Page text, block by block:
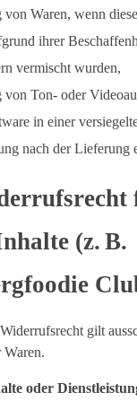
Waren, wenn
ihrer
vermischt wurden,
Ton- oder
in einer
nach der Lieferung
(z. B.
gilt
oder